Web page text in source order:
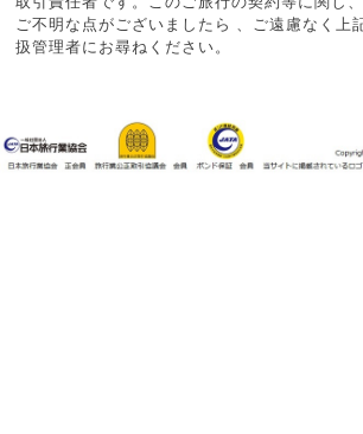
ご不明な点がございましたら 、ご遠慮なく上
扱管理者にお尋ねください。